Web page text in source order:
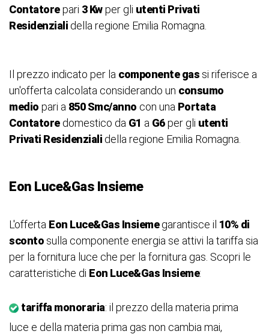
Contatorepari 3 Kwper gli utenti Privati
Residenziali della regione Emilia Romagna.
Il prezzo indicato per la componente gas si riferisce a
un'offerta calcolata considerando un consumo
medio pari a 850 Smc/anno con una Portata
Contatoredomestico da G1 a G6per gli utenti
Privati Residenziali della regione Emilia Romagna.
Eon Luce&Gas Insieme
L'offerta Eon Luce&Gas Insiemegarantisce il 10% di
sconto sulla componente energia se attivi la tariffa sia
per la fornitura luce che per la fornitura gas. Scopri le
caratteristiche di Eon Luce&Gas Insieme:
tariffa monoraria: il prezzo della materia prima
luce e della materia prima gas non cambia mai,